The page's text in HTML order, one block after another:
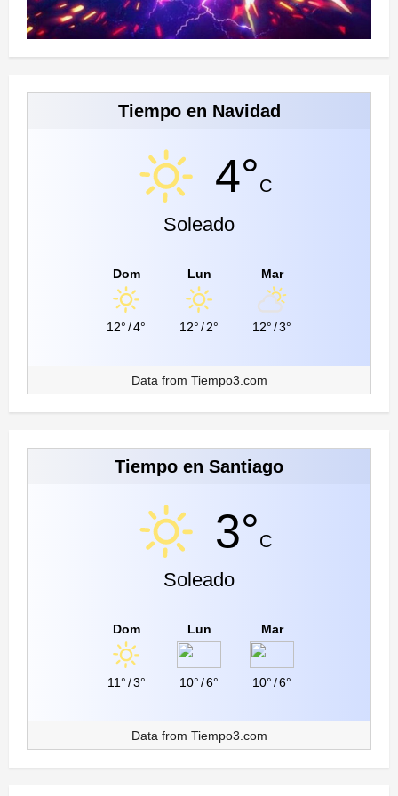
Tiempo en Navidad
4°C
Soleado
Dom
12°/4°
Lun
12°/2°
Mar
12°/3°
Data from Tiempo3.com
Tiempo en Santiago
3°C
Soleado
Dom
11°/3°
Lun
10°/6°
Mar
10°/6°
Data from Tiempo3.com